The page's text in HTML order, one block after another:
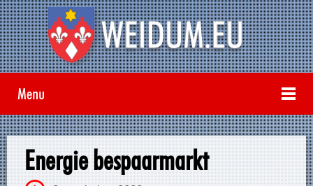
Menu
Energie bespaarmarkt